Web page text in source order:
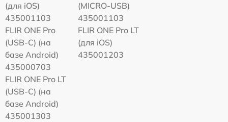
(для iOS)
435001103
(MICRO-USB)
435001103
FLIR ONE Pro
(USB-C) (на
базе Android)
435000703
FLIR ONE Pro LT
(для iOS)
435001203
FLIR ONE Pro LT
(USB-C) (на
базе Android)
435001303